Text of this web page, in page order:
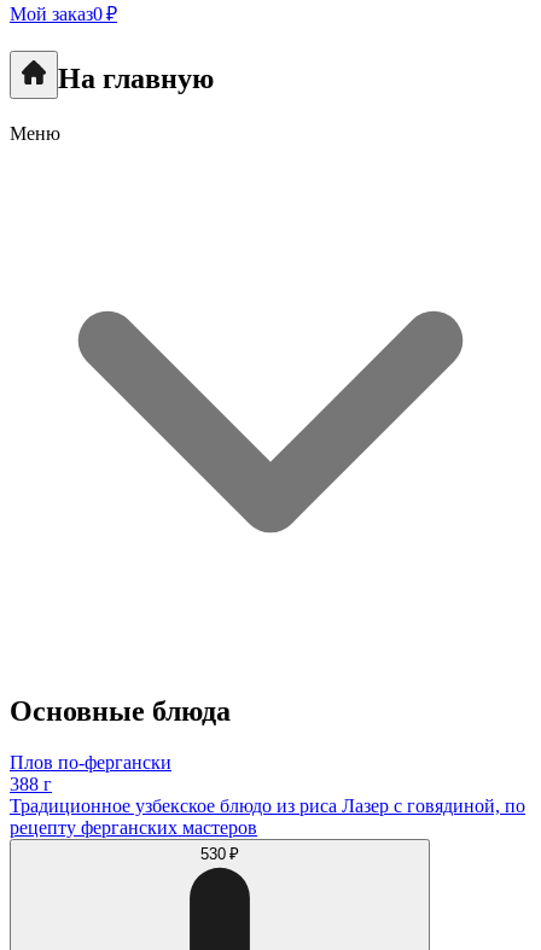
Мой заказ0 ₽
На главную
Меню
Основные блюда
Плов по-фергански
388 г
Традиционное узбекское блюдо из риса Лазер с говядиной, по
рецепту ферганских мастеров
530 ₽